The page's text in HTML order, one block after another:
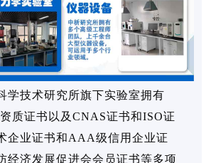
学技术研究所旗下实验室拥有
质证书以及CNAS证书和ISO证
企业证书和AAA级信用企业证
经济发展促进会会员证书等多项